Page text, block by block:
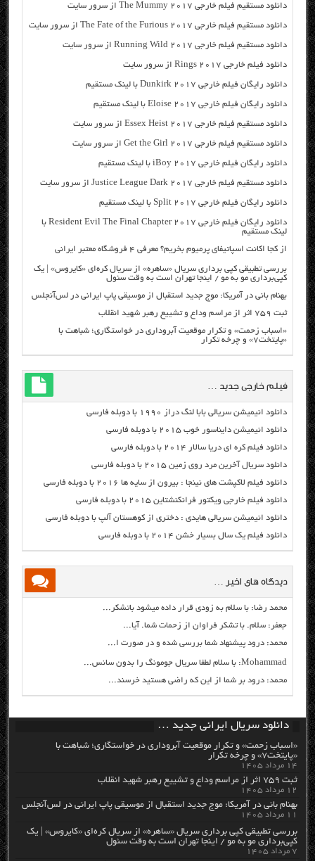
دانلود مستقیم فیلم خارجی The Mummy 2017 از سرور سایت
دانلود مستقیم فیلم خارجی The Fate of the Furious 2017 از سرور سایت
دانلود مستقیم فیلم خارجی Running Wild 2017 از سرور سایت
دانلود فیلم خارجی Rings 2017 از سرور سایت
دانلود رایگان فیلم خارجی Dunkirk 2017 با لینک مستقیم
دانلود رایگان فیلم خارجی Eloise 2017 با لینک مستقیم
دانلود مستقیم فیلم خارجی Essex Heist 2017 از سرور سایت
دانلود مستقیم فیلم خارجی Get the Girl 2017 از سرور سایت
دانلود رایگان فیلم خارجی iBoy 2017 با لینک مستقیم
دانلود مستقیم فیلم خارجی Justice League Dark 2017 از سرور سایت
دانلود رایگان فیلم خارجی Split 2017 با لینک مستقیم
دانلود رایگان فیلم خارجی Resident Evil The Final Chapter 2017 با
لینک مستقیم
از کجا اکانت اسپاتیفای پرمیوم بخریم؟ معرفی ۴ فروشگاه معتبر ایرانی
بررسی تطبیقی کپی برداری سریال «ساهره» از سریال کره‌ای «کایروس» | یک
کپی‌برداری مو به مو / اینجا تهران است به وقت سئول
بهنام بانی در آمریکا: موج جدید استقبال از موسیقی پاپ ایرانی در لس‌آنجلس
ثبت ۷۵۹ اثر از مراسم وداع و تشییع رهبر شهید انقلاب
«اسباب زحمت» و تکرار موقعیت آبروداری در خواستگاری؛ شباهت با
«پایتخت۷» و چرخه تکرار
فیلم خارجی جدید …
دانلود انیمیشن سریالی بابا لنگ دراز ۱۹۹۰ با دوبله فارسی
دانلود انیمیشن دایناسور خوب ۲۰۱۵ با دوبله فارسی
دانلود فیلم کره ای دریا سالار ۲۰۱۴ با دوبله فارسی
دانلود سریال آخرین مرد روی زمین ۲۰۱۵ با دوبله فارسی
دانلود فیلم لاکپشت های نینجا : بیرون از سایه ها ۲۰۱۶ با دوبله فارسی
دانلود فیلم خارجی ویکتور فرانکنشتاین ۲۰۱۵ با دوبله فارسی
دانلود انیمیشن سریالی هایدی : دختری از کوهستان آلپ با دوبله فارسی
دانلود فیلم یک سال بسیار خشن ۲۰۱۴ با دوبله فارسی
دیدگاه های اخیر …
محمد رضا: با سلام به زودی قرار داده میشود باتشکر...
جعفر: سلام. با تشکر فراوان از زحمات شما. آیا...
محمد: درود پیشنهاد شما بررسی شده و در صورت ا...
Mohammad: با سلام لطفا سریال جومونگ را بدون سانس...
محمد: درود بر شما از این که راضی هستید خرسند...
دانلود سریال ایرانی جدید …
«اسباب زحمت» و تکرار موقعیت آبروداری در خواستگاری؛ شباهت با
«پایتخت۷» و چرخه تکرار
۱۴ مرداد ۱۴۰۵
ثبت ۷۵۹ اثر از مراسم وداع و تشییع رهبر شهید انقلاب
۱۲ مرداد ۱۴۰۵
بهنام بانی در آمریکا: موج جدید استقبال از موسیقی پاپ ایرانی در لس‌آنجلس
۱۱ مرداد ۱۴۰۵
بررسی تطبیقی کپی برداری سریال «ساهره» از سریال کره‌ای «کایروس» | یک
کپی‌برداری مو به مو / اینجا تهران است به وقت سئول
۷ مرداد ۱۴۰۵